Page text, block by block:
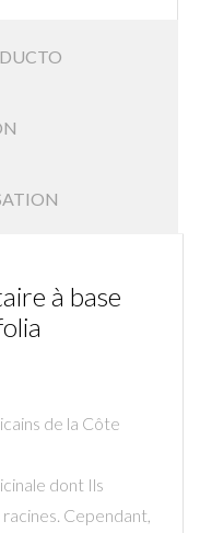
à base
de la Côte
dont Ils
Cependant,